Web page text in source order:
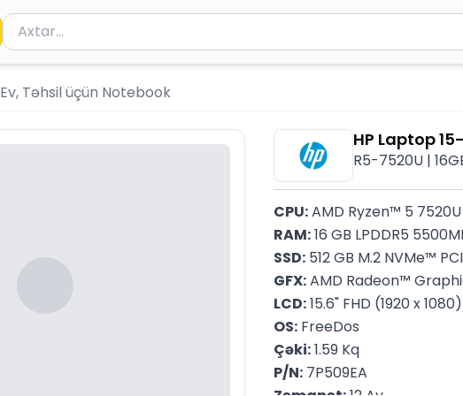
Məhsul axtar
Axtarış üçün ən azı 2 simvol yazın. Göndərmək üçün Enter
Ev, Təhsil üçün Notebook
HP Laptop
R5-7520U |
CPU: AMD Ryzen™ 5 7520U
RAM: 16 GB LPDDR5
SSD: 512 GB M.2 NVMe™
GFX: AMD Radeon™
LCD: 15.6" FHD (1920 x 1080)
OS: FreeDos
Çəki: 1.59 Kq
P/N: 7P509EA